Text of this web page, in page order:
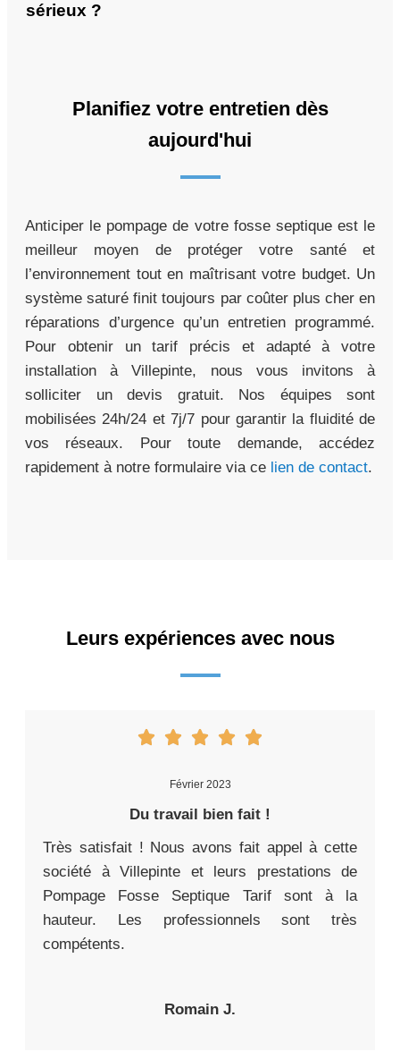
sérieux ?
Planifiez votre entretien dès
aujourd'hui
Anticiper le pompage de votre fosse septique est le
meilleur moyen de protéger votre santé et
l’environnement tout en maîtrisant votre budget. Un
système saturé finit toujours par coûter plus cher en
réparations d’urgence qu’un entretien programmé.
Pour obtenir un tarif précis et adapté à votre
installation à Villepinte, nous vous invitons à
solliciter un devis gratuit. Nos équipes sont
mobilisées 24h/24 et 7j/7 pour garantir la fluidité de
vos réseaux. Pour toute demande, accédez
rapidement à notre formulaire via ce lien de contact.
Leurs expériences avec nous
Février 2023
Du travail bien fait !
Très satisfait ! Nous avons fait appel à cette
société à Villepinte et leurs prestations de
Pompage Fosse Septique Tarif sont à la
hauteur. Les professionnels sont très
compétents.
Romain J.